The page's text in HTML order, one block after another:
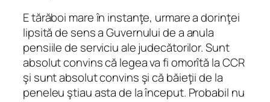
E tărăboi mare în instanţe, urmare a dorinţei
lipsită de sens a Guvernului de a anula
pensiile de serviciu ale judecătorilor. Sunt
absolut convins că legea va fi omorîtă la CCR
şi sunt absolut convins şi că băieţii de la
peneleu ştiau asta de la început. Probabil nu